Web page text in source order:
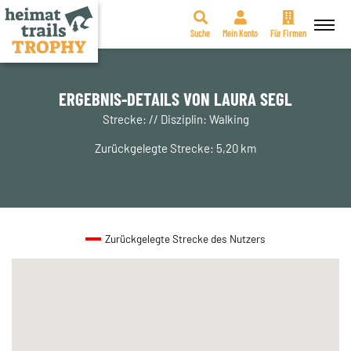
Zum
Suche Mein Konto Für Firmen
ERGEBNIS-DETAILS VON LAURA SEGL
Strecke: // Disziplin: Walking
Zurückgelegte Strecke: 5,20 km
Zurückgelegte Strecke des Nutzers